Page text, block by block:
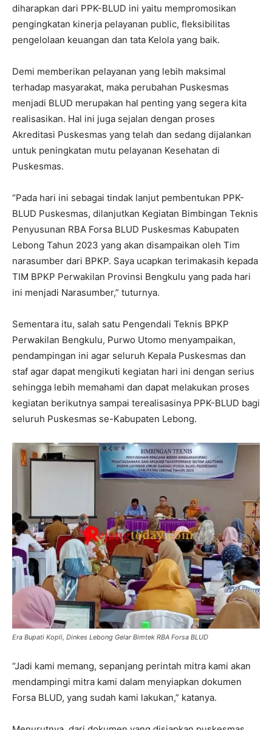
diharapkan dari PPK-BLUD ini yaitu mempromosikan
pengingkatan kinerja pelayanan public, fleksibilitas
pengelolaan keuangan dan tata Kelola yang baik.
Demi memberikan pelayanan yang lebih maksimal
terhadap masyarakat, maka perubahan Puskesmas
menjadi BLUD merupakan hal penting yang segera kita
realisasikan. Hal ini juga sejalan dengan proses
Akreditasi Puskesmas yang telah dan sedang dijalankan
untuk peningkatan mutu pelayanan Kesehatan di
Puskesmas.
“Pada hari ini sebagai tindak lanjut pembentukan PPK-
BLUD Puskesmas, dilanjutkan Kegiatan Bimbingan Teknis
Penyusunan RBA Forsa BLUD Puskesmas Kabupaten
Lebong Tahun 2023 yang akan disampaikan oleh Tim
narasumber dari BPKP. Saya ucapkan terimakasih kepada
TIM BPKP Perwakilan Provinsi Bengkulu yang pada hari
ini menjadi Narasumber,” tuturnya.
Sementara itu, salah satu Pengendali Teknis BPKP
Perwakilan Bengkulu, Purwo Utomo menyampaikan,
pendampingan ini agar seluruh Kepala Puskesmas dan
staf agar dapat mengikuti kegiatan hari ini dengan serius
sehingga lebih memahami dan dapat melakukan proses
kegiatan berikutnya sampai terealisasinya PPK-BLUD bagi
seluruh Puskesmas se-Kabupaten Lebong.
Era Bupati Kopli, Dinkes Lebong Gelar Bimtek RBA Forsa BLUD
“Jadi kami memang, sepanjang perintah mitra kami akan
mendampingi mitra kami dalam menyiapkan dokumen
Forsa BLUD, yang sudah kami lakukan,” katanya.